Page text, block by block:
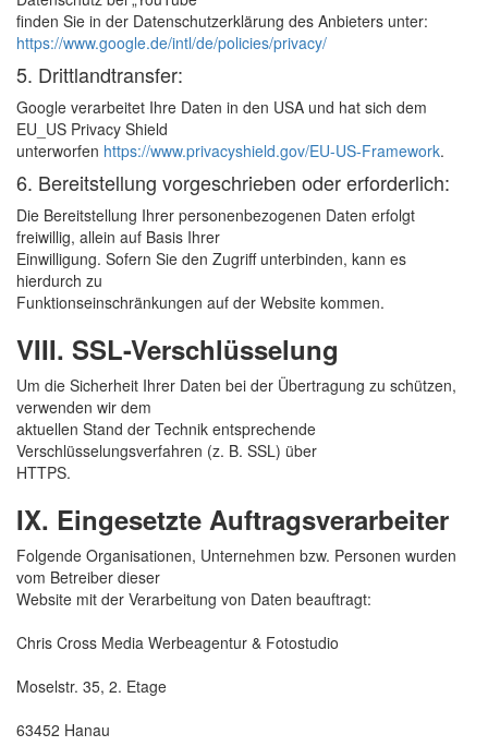
finden Sie in der Datenschutzerklärung des Anbieters unter:
https://www.google.de/intl/de/policies/privacy/
5. Drittlandtransfer:
Google verarbeitet Ihre Daten in den USA und hat sich dem
EU_US Privacy Shield
unterworfen https://www.privacyshield.gov/EU-US-Framework.
6. Bereitstellung vorgeschrieben oder erforderlich:
Die Bereitstellung Ihrer personenbezogenen Daten erfolgt
freiwillig, allein auf Basis Ihrer
Einwilligung. Sofern Sie den Zugriff unterbinden, kann es
hierdurch zu
Funktionseinschränkungen auf der Website kommen.
VIII. SSL-Verschlüsselung
Um die Sicherheit Ihrer Daten bei der Übertragung zu schützen,
verwenden wir dem
aktuellen Stand der Technik entsprechende
Verschlüsselungsverfahren (z. B. SSL) über
HTTPS.
IX. Eingesetzte Auftragsverarbeiter
Folgende Organisationen, Unternehmen bzw. Personen wurden
vom Betreiber dieser
Website mit der Verarbeitung von Daten beauftragt:
Chris Cross Media Werbeagentur & Fotostudio
Moselstr. 35, 2. Etage
63452 Hanau